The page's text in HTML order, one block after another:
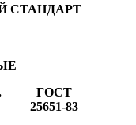
СТАНДАРТ
ГОСТ
25651-83